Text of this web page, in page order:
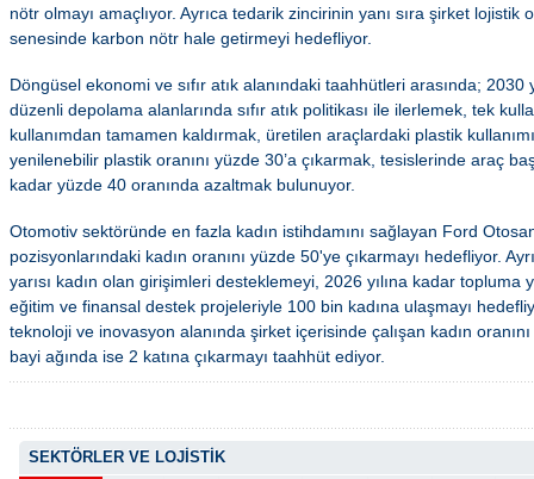
nötr olmayı amaçlıyor. Ayrıca tedarik zincirinin yanı sıra şirket lojistik
senesinde karbon nötr hale getirmeyi hedefliyor.
Döngüsel ekonomi ve sıfır atık alanındaki taahhütleri arasında; 2030
düzenli depolama alanlarında sıfır atık politikası ile ilerlemek, tek
kullanımdan tamamen kaldırmak, üretilen araçlardaki plastik
yenilenebilir plastik oranını yüzde 30’a çıkarmak, tesislerinde araç
kadar yüzde 40 oranında azaltmak bulunuyor.
Otomotiv sektöründe en fazla kadın istihdamını sağlayan Ford
pozisyonlarındaki kadın oranını yüzde 50'ye çıkarmayı hedefliyor.
yarısı kadın olan girişimleri desteklemeyi, 2026 yılına kadar topluma
eğitim ve finansal destek projeleriyle 100 bin kadına ulaşmayı
teknoloji ve inovasyon alanında şirket içerisinde çalışan kadın
bayi ağında ise 2 katına çıkarmayı taahhüt ediyor.
SEKTÖRLER VE LOJİSTİK